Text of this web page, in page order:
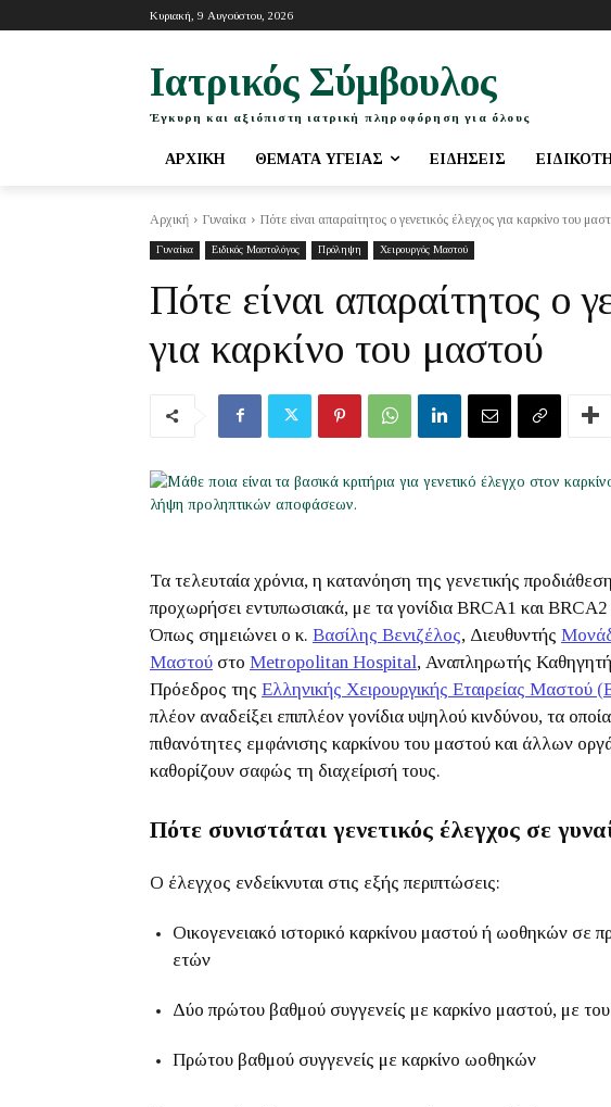
Κυριακή, 9 Αυγούστου, 2026
Ιατρικός Σύμβουλος
Έγκυρη και αξιόπιστη ιατρική πληροφόρηση για όλους
ΑΡΧΙΚΉ ΘΈΜΑΤΑ ΥΓΕΊΑΣ ΕΙΔΉΣΕΙΣ
Αρχική Γυναίκα Πότε είναι απαραίτητος ο γενετικός έλεγχος για καρκίνο του
Γυναίκα Ειδικός Μαστολόγος Πρόληψη Χειρουργός Μαστού
Πότε είναι απαραίτητος ο
για καρκίνο του μαστού
Τα τελευταία χρόνια, η κατανόηση της γενετικής
προχωρήσει εντυπωσιακά, με τα γονίδια BRCA1 και
Όπως σημειώνει ο κ. Βασίλης Βενιζέλος, Διευθυντής
Μαστού στο Metropolitan Hospital, Αναπληρωτής
Πρόεδρος της Ελληνικής Χειρουργικής Εταιρείας
πλέον αναδείξει επιπλέον γονίδια υψηλού κινδύνου, τα
πιθανότητες εμφάνισης καρκίνου του μαστού και άλλων
καθορίζουν σαφώς τη διαχείρισή τους.
Πότε συνιστάται γενετικός έλεγχος σε
Ο έλεγχος ενδείκνυται στις εξής περιπτώσεις:
Οικογενειακό ιστορικό καρκίνου μαστού ή ωοθηκών σε
ετών
Δύο πρώτου βαθμού συγγενείς με καρκίνο μαστού, με
Πρώτου βαθμού συγγενείς με καρκίνο ωοθηκών